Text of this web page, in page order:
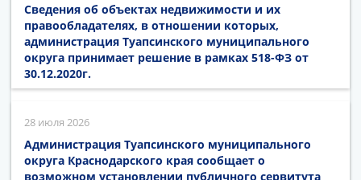
Сведения об объектах недвижимости и их
правообладателях, в отношении которых,
администрация Туапсинского муниципального
округа принимает решение в рамках 518-ФЗ от
30.12.2020г.
28 июля 2026
Администрация Туапсинского муниципального
округа Краснодарского края сообщает о
возможном установлении публичного сервитута